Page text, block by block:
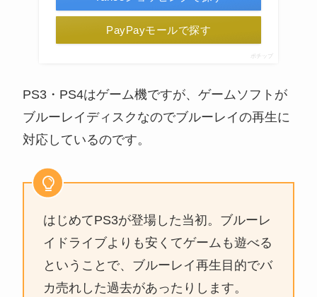
PayPayモールで探す
ポチップ
PS3・PS4はゲーム機ですが、ゲームソフトが
ブルーレイディスクなのでブルーレイの再生に
対応しているのです。
はじめてPS3が登場した当初。ブルーレ
イドライブよりも安くてゲームも遊べる
ということで、ブルーレイ再生目的でバ
カ売れした過去があったりします。